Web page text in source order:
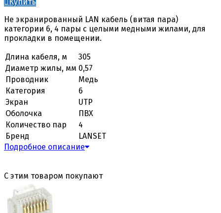
Не экранированный LAN кабель (витая пара)
категории 6, 4 пары с целыми медными жилами, для
прокладки в помещении.
Длина кабеля, м
305
Диаметр жилы, мм 0,57
Проводник
Медь
Категория
6
Экран
UTP
Оболочка
ПВХ
Количество пар
4
Бренд
LANSET
Подробное описание
С этим товаром покупают